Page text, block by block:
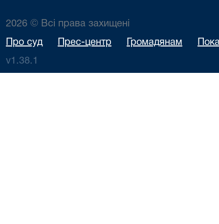
2026 © Всі права захищені
Про суд Прес-центр Громадянам
v1.38.1